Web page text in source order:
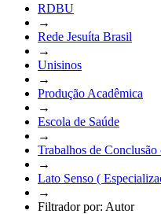
RDBU
→
Rede Jesuíta Brasil
→
Unisinos
→
Produção Acadêmica
→
Escola de Saúde
→
Trabalhos de Conclusão
→
Lato Senso (
→
Filtrador por: Autor